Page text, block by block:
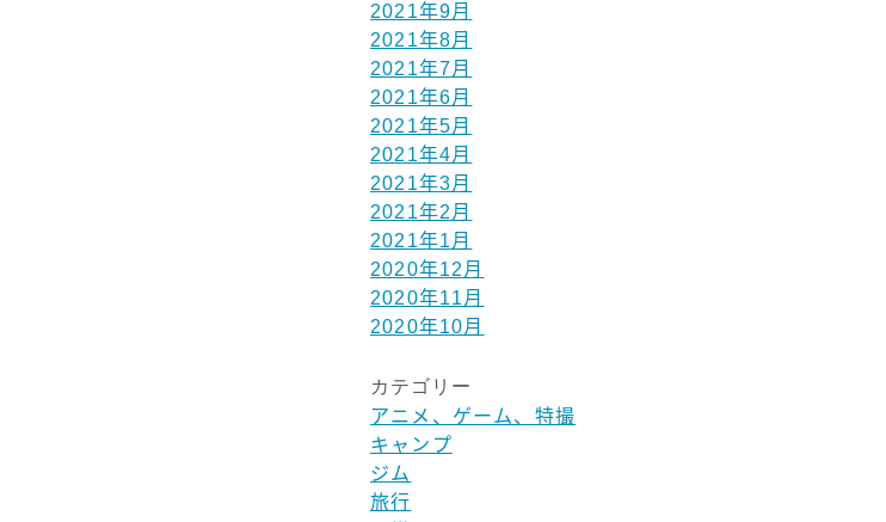
2021年9月
2021年8月
2021年7月
2021年6月
2021年5月
2021年4月
2021年3月
2021年2月
2021年1月
2020年12月
2020年11月
2020年10月
カテゴリー
アニメ、ゲーム、特撮
キャンプ
ジム
旅行